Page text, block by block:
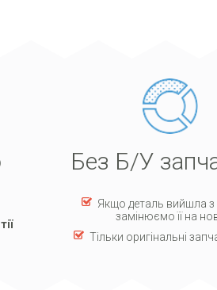
Без Б/У
Якщо деталь вийшла з
замінюємо її на
Тільки оригінальні